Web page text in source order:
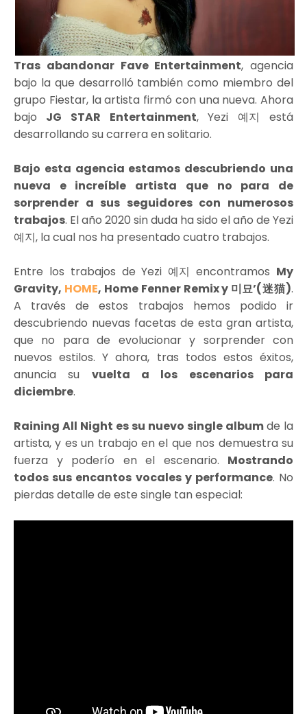
Tras abandonar Fave Entertainment, agencia
bajo la que desarrolló también como miembro del
grupo Fiestar, la artista firmó con una nueva. Ahora
bajo JG STAR Entertainment, Yezi 예지 está
desarrollando su carrera en solitario.
Bajo esta agencia estamos descubriendo una
nueva e increíble artista que no para de
sorprender a sus seguidores con numerosos
trabajos. El año 2020 sin duda ha sido el año de Yezi
예지, la cual nos ha presentado cuatro trabajos.
Entre los trabajos de Yezi 예지 encontramos My
Gravity, HOME, Home Fenner Remix y 미묘’(迷猫).
A través de estos trabajos hemos podido ir
descubriendo nuevas facetas de esta gran artista,
que no para de evolucionar y sorprender con
nuevos estilos. Y ahora, tras todos estos éxitos,
anuncia su vuelta a los escenarios para
diciembre.
Raining All Night es su nuevo single albumde la
artista, y es un trabajo en el que nos demuestra su
fuerza y poderío en el escenario. Mostrando
todos sus encantos vocales y performance. No
pierdas detalle de este single tan especial: